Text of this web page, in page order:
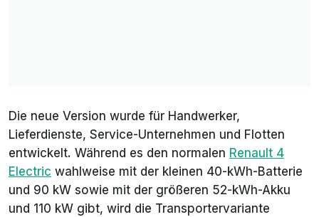
Die neue Version wurde für Handwerker,
Lieferdienste, Service-Unternehmen und Flotten
entwickelt. Während es den normalen Renault 4
Electric wahlweise mit der kleinen 40-kWh-Batterie
und 90 kW sowie mit der größeren 52-kWh-Akku
und 110 kW gibt, wird die Transportervariante